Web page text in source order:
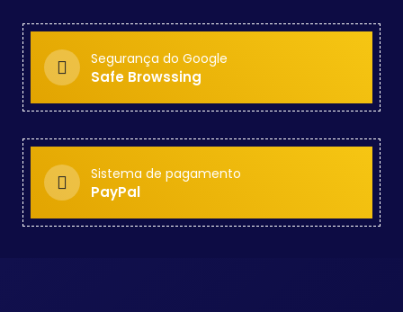
Segurança do Google
Safe Browssing
Sistema de pagamento
PayPal